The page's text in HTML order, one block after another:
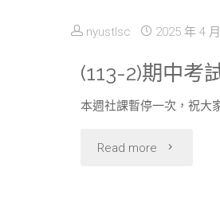
nyustlsc 2025 年 4
(113-2)期中考
本週社課暫停一次，祝大
Read more